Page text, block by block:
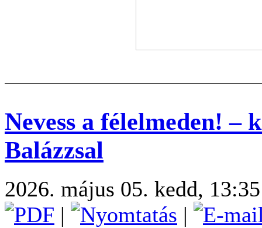
Nevess a félelmeden!
Balázzsal
2026. május 05. kedd, 13:35
|
|